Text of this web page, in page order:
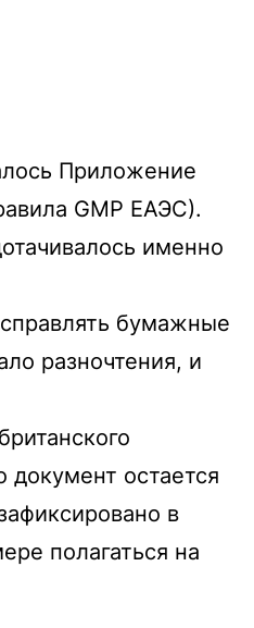
Приложение
GMP ЕАЭС).
именно
бумажные
разночтения, и
документ остается
в
полагаться на